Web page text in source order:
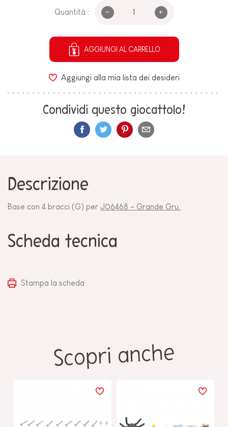
Quantità : - +
AGGIUNGI AL CARRELLO
Aggiungi alla mia lista dei desideri
Condividi questo giocattolo!
Descrizione
Base con 4 bracci (G) per J06468 - Grande Gru.
Scheda tecnica
Stampa la scheda
Scopri anche